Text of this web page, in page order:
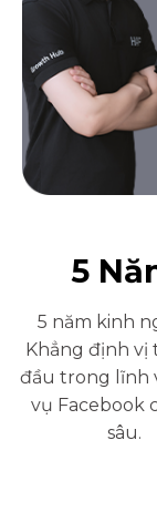
5
5 năm kinh
Khẳng định vị
đầu trong lĩnh
vụ Facebook
sâu.